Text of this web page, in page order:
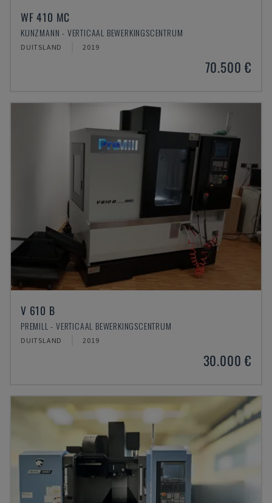
WF 410 MC
KUNZMANN - VERTICAAL BEWERKINGSCENTRUM
DUITSLAND 2019
70.500 €
V 610 B
PREMILL - VERTICAAL BEWERKINGSCENTRUM
DUITSLAND 2019
30.000 €